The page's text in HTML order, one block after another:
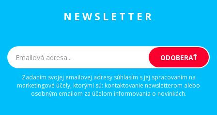
NEWSLETTER
Zadaním svojej emailovej adresy súhlasím s jej spracovaním na
marketingové účely, ktorými sú: kontaktovanie newsletterom alebo
osobným emailom za účelom informovania o novinkách.